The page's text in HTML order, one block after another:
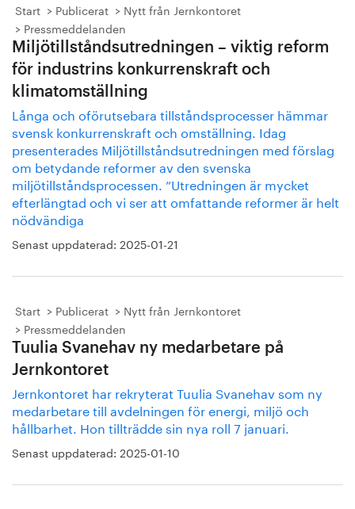
Start Publicerat
Nytt från Jernkontoret
Pressmeddelanden
Miljötillståndsutredningen – viktig reform
för industrins konkurrenskraft och
klimatomställning
Långa och oförutsebara tillståndsprocesser hämmar
svensk konkurrenskraft och omställning. Idag
presenterades Miljötillståndsutredningen med förslag
om betydande reformer av den svenska
miljötillståndsprocessen. ”Utredningen är mycket
efterlängtad och vi ser att omfattande reformer är helt
nödvändiga
Senast uppdaterad: 2025-01-21
Start Publicerat
Nytt från Jernkontoret
Pressmeddelanden
Tuulia Svanehav ny medarbetare på
Jernkontoret
Jernkontoret har rekryterat Tuulia Svanehav som ny
medarbetare till avdelningen för energi, miljö och
hållbarhet. Hon tillträdde sin nya roll 7 januari.
Senast uppdaterad: 2025-01-10